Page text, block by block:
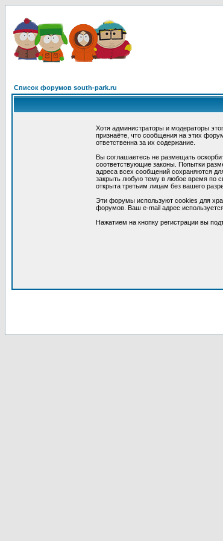
Список форумов south-park.ru
Хотя администраторы и модераторы
признаёте, что сообщения на этих
ответственна за их содержание.
Вы соглашаетесь не размещать
соответствующие законы. Попытки
адреса всех сообщений сохраняются
закрыть любую тему в любое время по
открыта третьим лицам без вашего
Эти форумы используют cookies для
форумов. Ваш e-mail адрес
Нажатием на кнопку регистрации вы